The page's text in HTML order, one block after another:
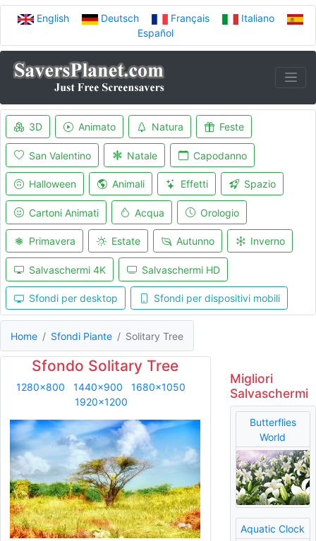
English Deutsch Français
Italiano
Español
3D Animato Natura Feste
San Valentino Natale Capodanno
Halloween Animali Effetti Spazio
Cartoni Animati Acqua Orologio
Primavera Estate Autunno Inverno
Salvaschermi 4K Salvaschermi HD
Sfondi per desktop Sfondi per dispositivi mobili
Home Sfondi Piante Solitary Tree
Sfondo Solitary Tree
1280x800 1440x900
1680x1050
1920x1200
Migliori
Salvaschermi
Butterflies
World
Aquatic Clock